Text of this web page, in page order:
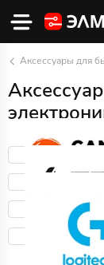
Аксессуары для